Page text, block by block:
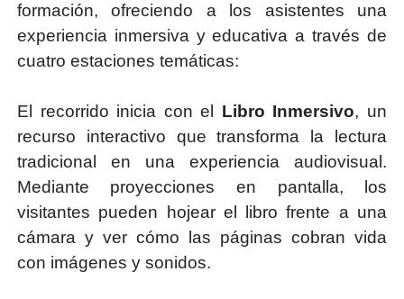
formación, ofreciendo a los asistentes una
experiencia inmersiva y educativa a través de
cuatro estaciones temáticas:
El recorrido inicia con el Libro Inmersivo, un
recurso interactivo que transforma la lectura
tradicional en una experiencia audiovisual.
Mediante proyecciones en pantalla, los
visitantes pueden hojear el libro frente a una
cámara y ver cómo las páginas cobran vida
con imágenes y sonidos.